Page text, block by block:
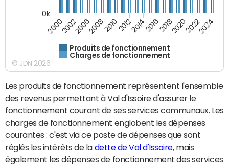
Produits de fonctionnement
Charges de fonctionnement
200020022006200820102012201420162018202020222024
0k
© JDN 2026
Les produits de fonctionnement représentent l'ensemble
des revenus permettant à Val d'Issoire d'assurer le
fonctionnement courant de ses services communaux. Les
charges de fonctionnement englobent les dépenses
courantes : c'est via ce poste de dépenses que sont
réglés les intérêts de la dette de Val d'Issoire, mais
également les dépenses de fonctionnement des services